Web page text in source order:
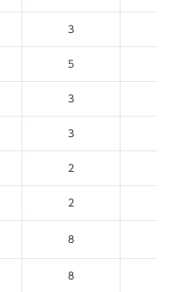
3
5
3
3
2
2
8
8